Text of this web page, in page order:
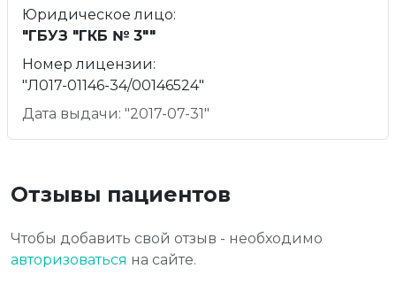
Юридическое лицо:
"ГБУЗ "ГКБ № 3""
Номер лицензии:
"Л017-01146-34/00146524"
Дата выдачи: "2017-07-31"
Отзывы пациентов
Чтобы добавить свой отзыв - необходимо
авторизоваться на сайте.